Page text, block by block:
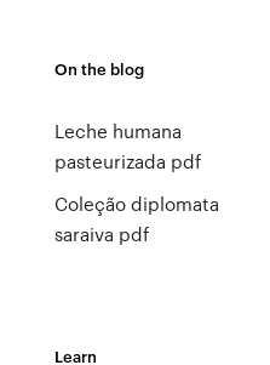
On the blog
Leche humana
pasteurizada pdf
Coleção diplomata
saraiva pdf
Learn